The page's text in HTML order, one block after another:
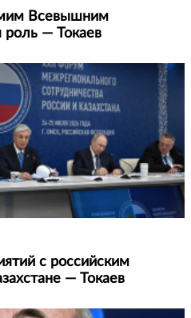
Всевышним
роль — Токаев
с российским
— Токаев